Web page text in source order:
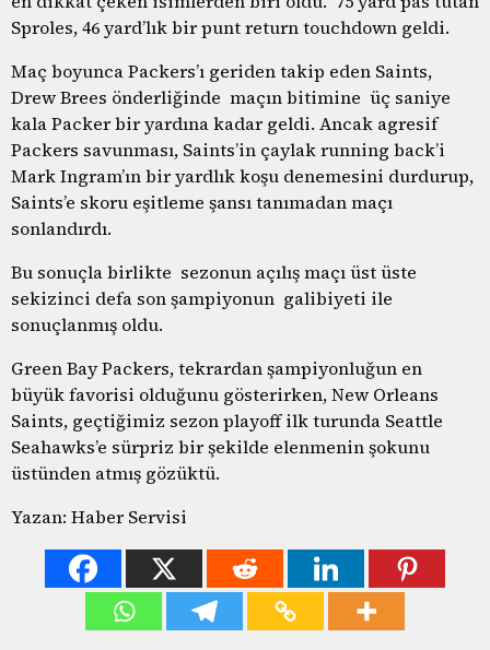
Sproles, 46 yard’lık bir punt return touchdown geldi.
Maç boyunca Packers’ı geriden takip eden Saints,
Drew Brees önderliğinde maçın bitimine üç saniye
kala Packer bir yardına kadar geldi. Ancak agresif
Packers savunması, Saints’in çaylak running back’i
Mark Ingram’ın bir yardlık koşu denemesini durdurup,
Saints’e skoru eşitleme şansı tanımadan maçı
sonlandırdı.
Bu sonuçla birlikte sezonun açılış maçı üst üste
sekizinci defa son şampiyonun galibiyeti ile
sonuçlanmış oldu.
Green Bay Packers, tekrardan şampiyonluğun en
büyük favorisi olduğunu gösterirken, New Orleans
Saints, geçtiğimiz sezon playoff ilk turunda Seattle
Seahawks’e sürpriz bir şekilde elenmenin şokunu
üstünden atmış gözüktü.
Yazan: Haber Servisi